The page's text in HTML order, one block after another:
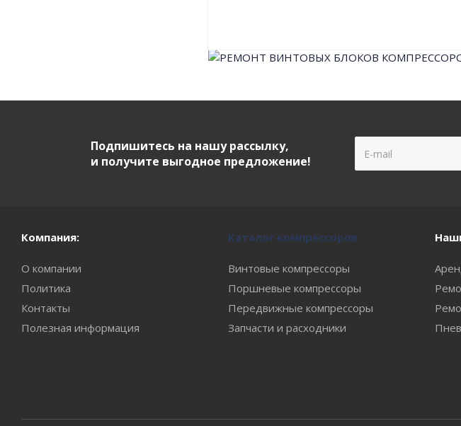
Подпишитесь на нашу рассылку,
и получите выгодное предложение!
Компания:
О компании
Политика
Контакты
Полезная информация
Каталог компрессоров
Винтовые компрессоры
Поршневые компрессоры
Передвижные компрессоры
Запчасти и расходники